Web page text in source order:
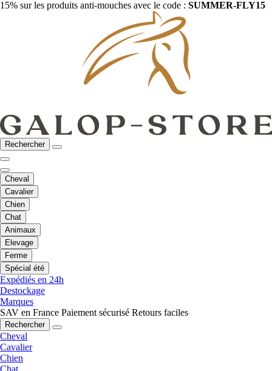
15% sur les produits anti-mouches avec le code : SUMMER-FLY15
Rechercher
Cheval
Cavalier
Chien
Chat
Animaux
Elevage
Ferme
Spécial été
Expédiés en 24h
Destockage
Marques
SAV en France Paiement sécurisé Retours faciles
Rechercher
Cheval
Cavalier
Chien